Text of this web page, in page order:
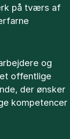
på tværs af
og
offentlige
der ønsker
kompetencer